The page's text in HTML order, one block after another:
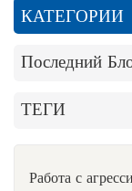
КАТЕГОРИИ
Последний
ТЕГИ
Работа с